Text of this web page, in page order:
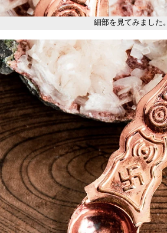
細部を見てみました。